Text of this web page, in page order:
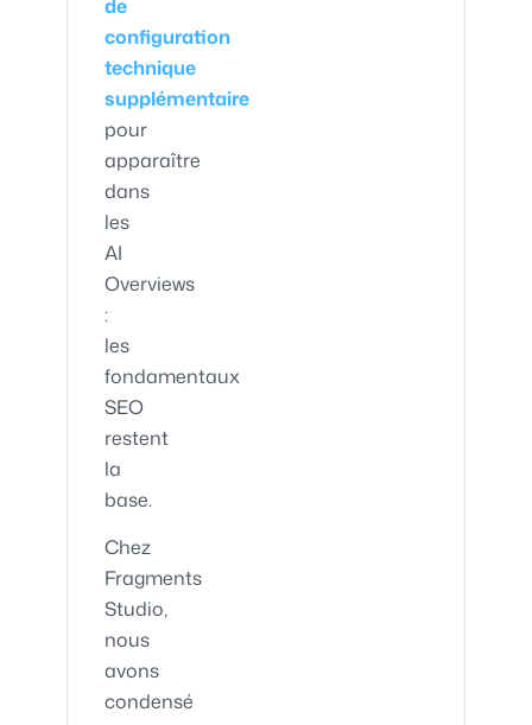
de
configuration
technique
supplémentaire
pour
apparaître
dans
les
AI
Overviews
:
les
fondamentaux
SEO
restent
la
base.
Chez
Fragments
Studio,
nous
avons
condensé